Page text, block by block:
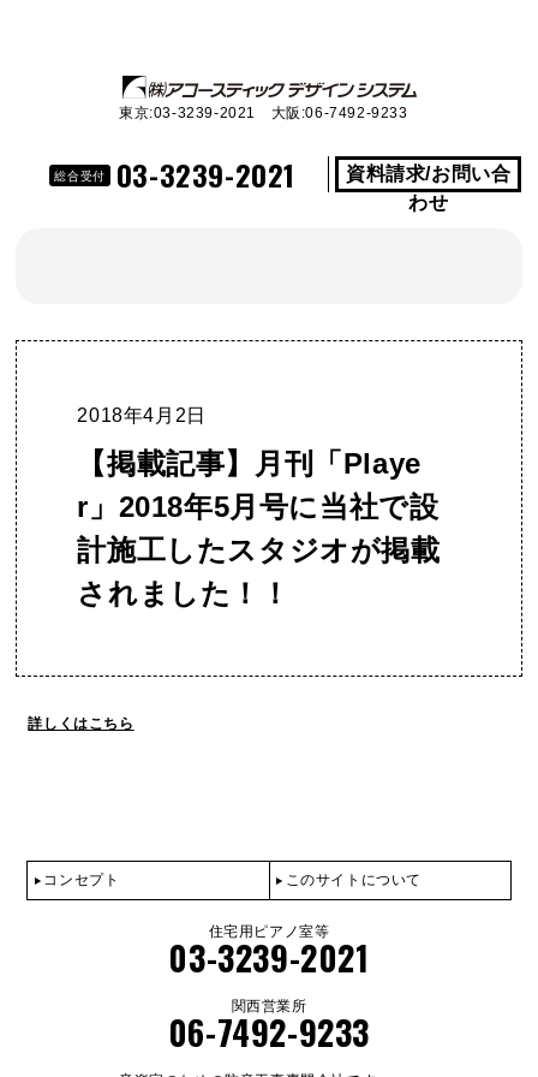
東京:03-3239-2021 大阪:06-7492-9233
総合受付 03-3239-2021
資料請求/お問い合
わせ
2018年4月2日
【掲載記事】月刊「Playe
r」2018年5月号に当社で設
計施工したスタジオが掲載
されました！！
詳しくはこちら
コンセプト このサイトについて
住宅用ピアノ室等
03-3239-2021
関西営業所
06-7492-9233